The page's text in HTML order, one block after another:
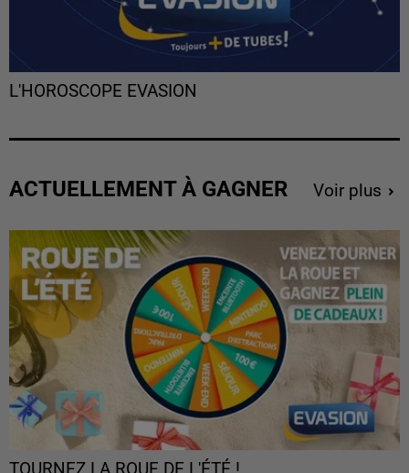
L'HOROSCOPE EVASION
ACTUELLEMENT À GAGNER Voir plus